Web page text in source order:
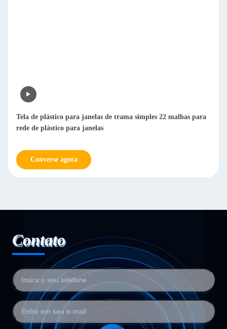
Tela de plástico para janelas de trama simples 22 malhas para
rede de plástico para janelas
Converse agora
Contato